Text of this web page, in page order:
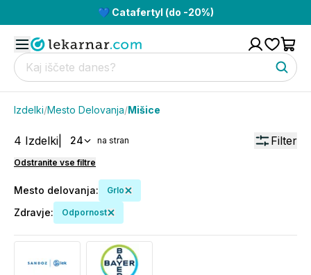
💙 Catafertyl (do -20%)
Izdelki/Mesto Delovanja/Mišice
4 Izdelki 24 na stran Filter
Odstranite vse filtre
Mesto delovanja: Grlo
Zdravje: Odpornost